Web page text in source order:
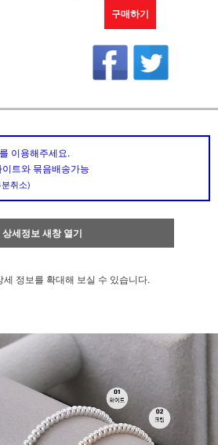
구매하기
이용해주세요.
트와 묶음배송가능
취소)
상세정보 새창 열기
세 정보를 확대해 보실 수 있습니다.